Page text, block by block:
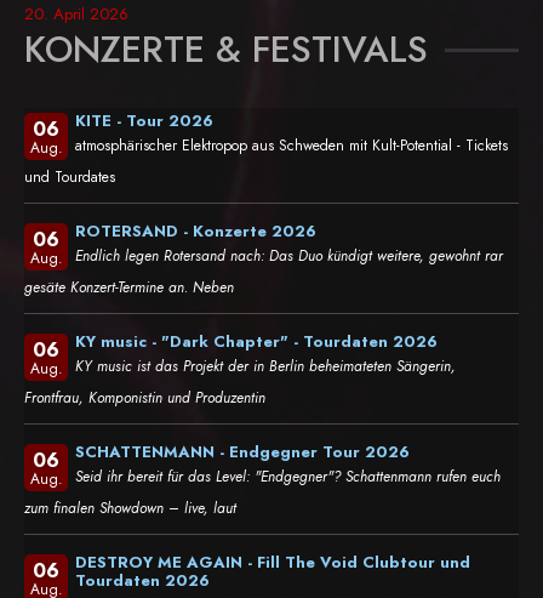
20. April 2026
KONZERTE & FESTIVALS
06
Aug.
KITE - Tour 2026
atmosphärischer Elektropop aus Schweden mit Kult-Potential - Tickets
und Tourdates
06
Aug.
ROTERSAND - Konzerte 2026
Endlich legen Rotersand nach: Das Duo kündigt weitere, gewohnt rar
gesäte Konzert-Termine an. Neben
06
Aug.
KY music - "Dark Chapter" - Tourdaten 2026
KY music ist das Projekt der in Berlin beheimateten Sängerin,
Frontfrau, Komponistin und Produzentin
06
Aug.
SCHATTENMANN - Endgegner Tour 2026
Seid ihr bereit für das Level: "Endgegner"? Schattenmann rufen euch
zum finalen Showdown – live, laut
06
Aug.
DESTROY ME AGAIN - Fill The Void Clubtour und
Tourdaten 2026